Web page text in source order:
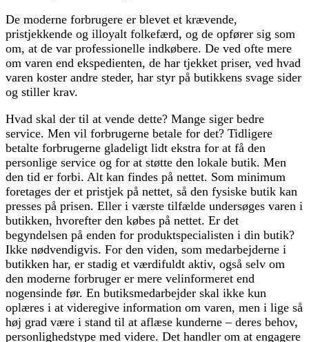
De moderne forbrugere er blevet et krævende,
pristjekkende og illoyalt folkefærd, og de opfører sig som
om, at de var professionelle indkøbere. De ved ofte mere
om varen end ekspedienten, de har tjekket priser, ved hvad
varen koster andre steder, har styr på butikkens svage sider
og stiller krav.
Hvad skal der til at vende dette? Mange siger bedre
service. Men vil forbrugerne betale for det? Tidligere
betalte forbrugerne gladeligt lidt ekstra for at få den
personlige service og for at støtte den lokale butik. Men
den tid er forbi. Alt kan findes på nettet. Som minimum
foretages der et pristjek på nettet, så den fysiske butik kan
presses på prisen. Eller i værste tilfælde undersøges varen i
butikken, hvorefter den købes på nettet. Er det
begyndelsen på enden for produktspecialisten i din butik?
Ikke nødvendigvis. For den viden, som medarbejderne i
butikken har, er stadig et værdifuldt aktiv, også selv om
den moderne forbruger er mere velinformeret end
nogensinde før. En butiksmedarbejder skal ikke kun
oplæres i at videregive information om varen, men i lige så
høj grad være i stand til at aflæse kunderne – deres behov,
personlighedstype med videre. Det handler om at engagere